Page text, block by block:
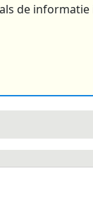
de